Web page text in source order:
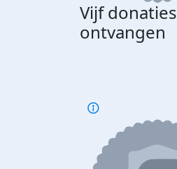
Vijf donaties
ontvangen